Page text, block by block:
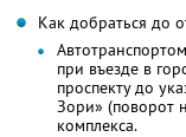
Как добраться до
при въезде в
проспекту до
Зори» (поворот
комплекса.